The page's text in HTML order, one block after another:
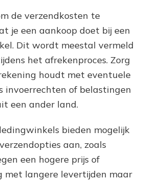
de verzendkosten te
je een aankoop doet bij een
Dit wordt meestal vermeld
het afrekenproces. Zorg
houdt met eventuele
invoerrechten of belastingen
een ander land.
bieden mogelijk
aan, zoals
een hogere prijs of
met langere levertijden maar